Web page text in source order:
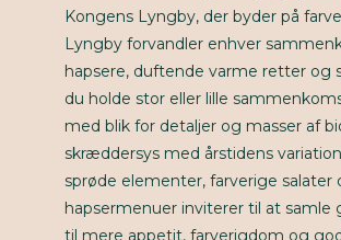
Kongens Lyngby, der byder på
Lyngby forvandler enhver
hapsere, duftende varme retter og
du holde stor eller lille
med blik for detaljer og masser af
skræddersys med årstidens
sprøde elementer, farverige
hapsermenuer inviterer til at
til mere appetit, farverigdom og